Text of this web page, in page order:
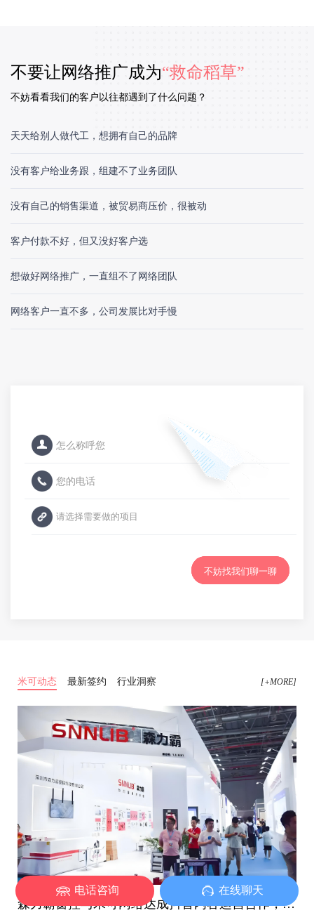
不要让网络推广成为“救命稻草”
不妨看看我们的客户以往都遇到了什么问题？
天天给别人做代工，想拥有自己的品牌
没有客户给业务跟，组建不了业务团队
没有自己的销售渠道，被贸易商压价，很被动
客户付款不好，但又没好客户选
想做好网络推广，一直组不了网络团队
网络客户一直不多，公司发展比对手慢
不妨找我们聊一聊
米可动态 最新签约 行业洞察 [+MORE]
森力霸窗控与米可网络达成抖音内容运营合作，探索行业新表达
电话咨询 在线聊天